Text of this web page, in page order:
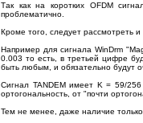
Так как на коротких OFDM
проблематично.
Кроме того, следует рассмотреть
Например для сигнала WinDrm
0.003 то есть, в третьей цифре
быть любым, и обязательно будут
Сигнал TANDEM имеет K = 59/
ортогональность, от "почти
Тем не менее, даже наличие только